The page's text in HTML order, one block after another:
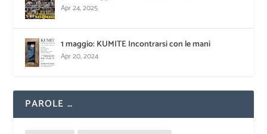
Apr 24, 2025
1 maggio: KUMITE Incontrarsi con le mani
Apr 20, 2024
PAROLE …